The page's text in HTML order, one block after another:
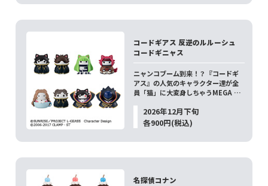
コードギアス 反逆のルルーシュ
コードギニャス
ニャンコブーム到来！？『コードギ
アス』の人気のキャラクター達が全
員「猫」に大変身しちゃうMEGA …
2026年12月下旬
各900円(税込)
名探偵コナン